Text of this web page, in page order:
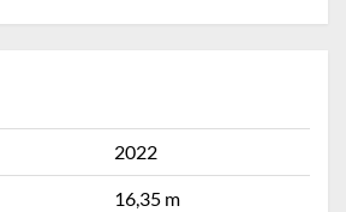
2022
16,35 m